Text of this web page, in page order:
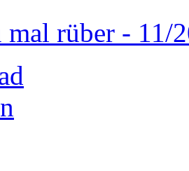
mal rüber - 11/